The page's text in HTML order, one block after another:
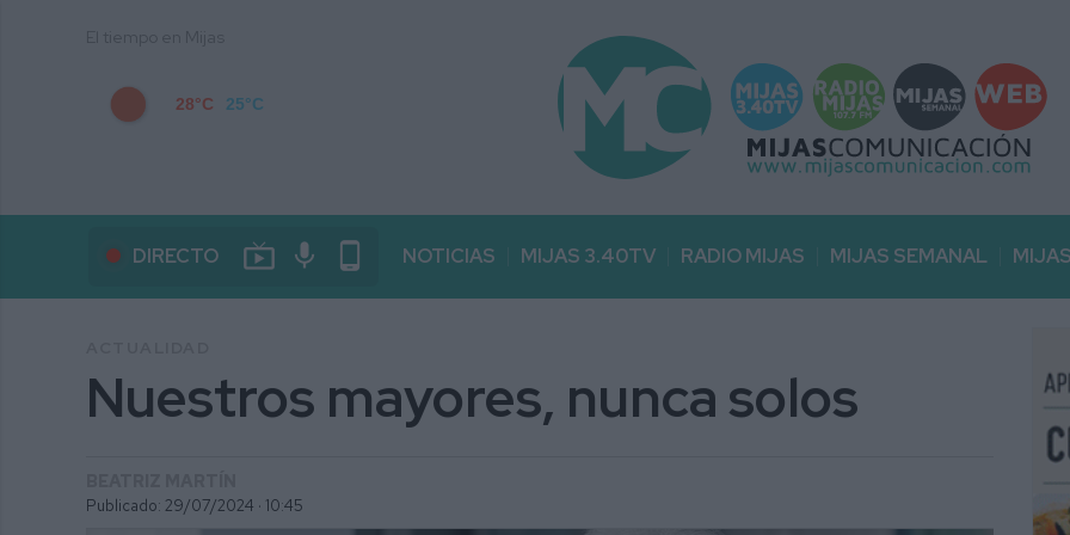
28°C 25°C
DIRECTO live_tv mic phone_android NOTICIAS MIJAS 3.40TV RADIO MIJAS MIJAS SEMANAL
Nuestros mayores, nunca solos
Publicado: 29/07/2024 · 10:45